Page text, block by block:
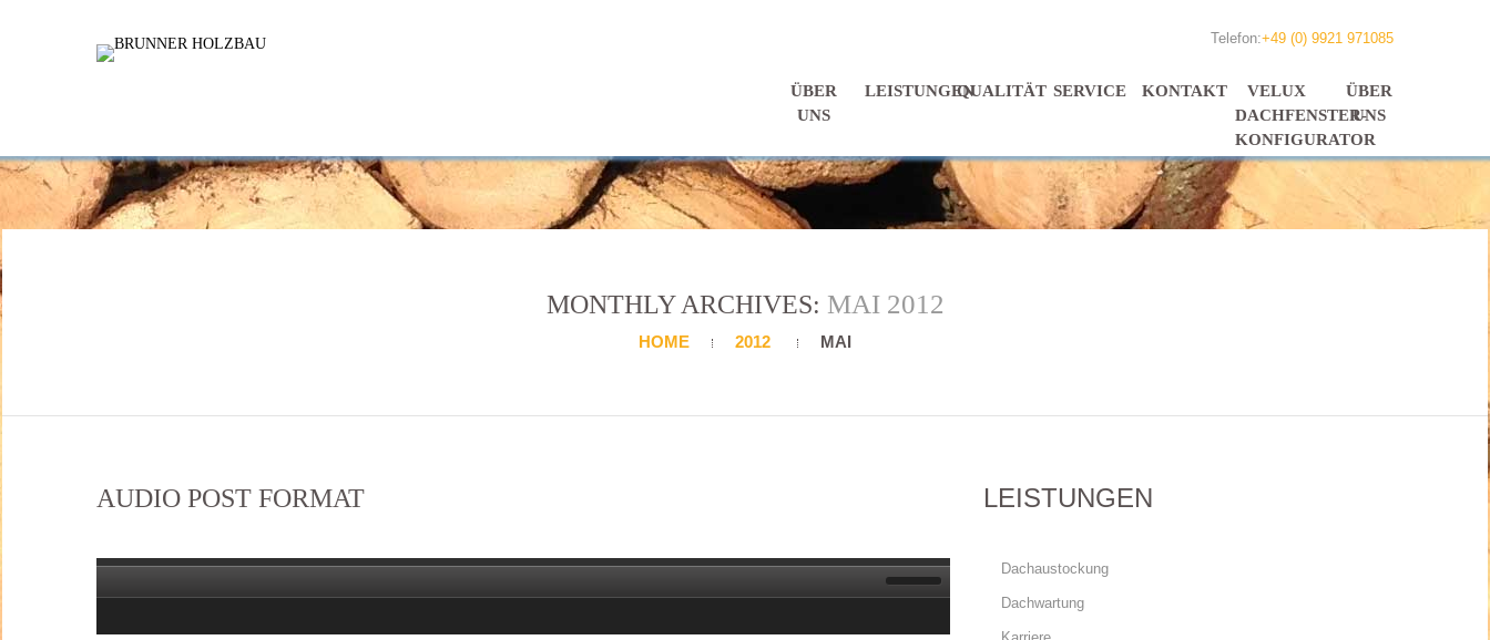
Telefon:+49 (0) 9921 971085
ÜBER
UNS
LEISTUNGENQUALITÄT SERVICE KONTAKT
VELUX
DACHFENSTER-
KONFIGURATOR
ÜBER
UNS
MONTHLY ARCHIVES: MAI 2012
HOME 2012 MAI
AUDIO POST FORMAT LEISTUNGEN
Dachaustockung
Dachwartung